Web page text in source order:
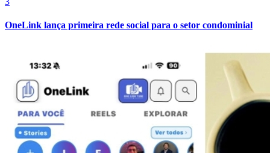
Bragantino
OneLink lança primeira rede social para o setor condominial